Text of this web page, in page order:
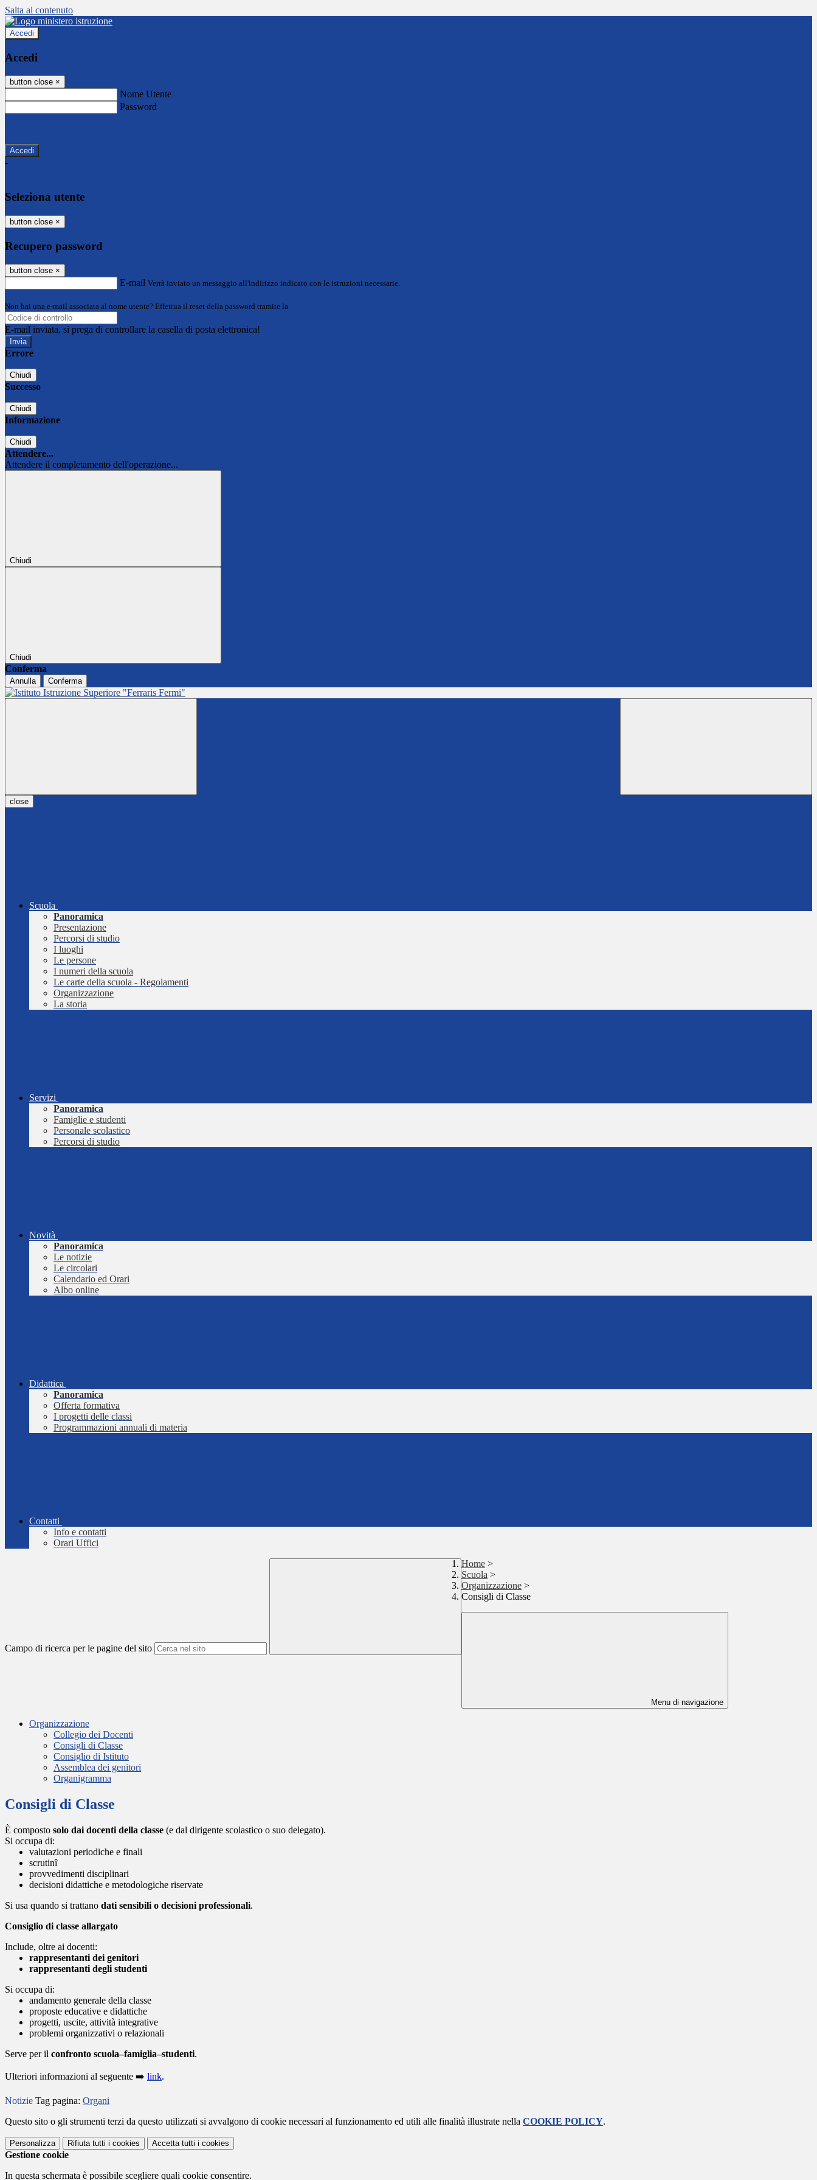
Salta al contenuto
Accedi
Accedi
button close ×
Nome Utente
Password
-
Seleziona utente
button close ×
Recupero password
button close ×
E-mail Verrà inviato un messaggio all'indirizzo indicato con le istruzioni necessarie.
Non hai una e-mail associata al nome utente? Effettua il reset della password tramite la
E-mail inviata, si prega di controllare la casella di posta elettronica!
Errore
Chiudi
Successo
Chiudi
Informazione
Chiudi
Attendere...
Attendere il completamento dell'operazione...
Chiudi
Chiudi
Conferma
Annulla Conferma
close
Scuola
Panoramica
Presentazione
Percorsi di studio
I luoghi
Le persone
I numeri della scuola
Le carte della scuola - Regolamenti
Organizzazione
La storia
Servizi
Panoramica
Famiglie e studenti
Personale scolastico
Percorsi di studio
Novità
Panoramica
Le notizie
Le circolari
Calendario ed Orari
Albo online
Didattica
Panoramica
Offerta formativa
I progetti delle classi
Programmazioni annuali di materia
Contatti
Info e contatti
Orari Uffici
Campo di ricerca per le pagine del sito
Home >
Scuola >
Organizzazione >
Consigli di Classe
Menu di navigazione
Organizzazione
Collegio dei Docenti
Consigli di Classe
Consiglio di Istituto
Assemblea dei genitori
Organigramma
Consigli di Classe
È composto solo dai docenti della classe (e dal dirigente scolastico o suo delegato).
Si occupa di:
valutazioni periodiche e finali
scrutinî
provvedimenti disciplinari
decisioni didattiche e metodologiche riservate
Si usa quando si trattano dati sensibili o decisioni professionali.
Consiglio di classe allargato
Include, oltre ai docenti:
rappresentanti dei genitori
rappresentanti degli studenti
Si occupa di:
andamento generale della classe
proposte educative e didattiche
progetti, uscite, attività integrative
problemi organizzativi o relazionali
Serve per il confronto scuola–famiglia–studenti.
Ulteriori informazioni al seguente ➡️ link.
Notizie Tag pagina: Organi
Questo sito o gli strumenti terzi da questo utilizzati si avvalgono di cookie necessari al funzionamento ed utili alle finalità illustrate nella COOKIE POLICY.
Personalizza Rifiuta tutti i cookies Accetta tutti i cookies
Gestione cookie
In questa schermata è possibile scegliere quali cookie consentire.